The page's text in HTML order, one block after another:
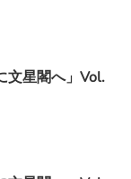
文星閣へ」Vol.